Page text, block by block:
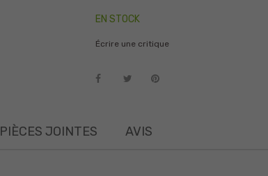
EN STOCK
Écrire une critique
PIÈCES JOINTES AVIS